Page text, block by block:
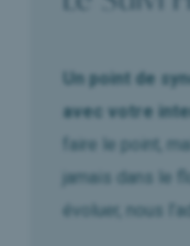
Un point de
avec votre
faire le point,
jamais dans le
évoluer, nous